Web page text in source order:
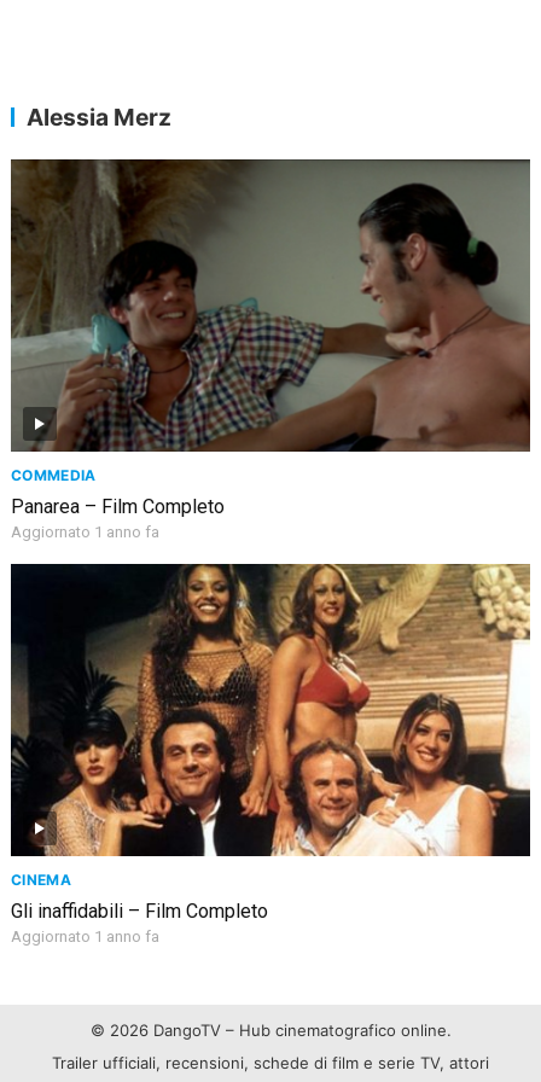
Alessia Merz
COMMEDIA
Panarea – Film Completo
Aggiornato 1 anno fa
CINEMA
Gli inaffidabili – Film Completo
Aggiornato 1 anno fa
© 2026 DangoTV – Hub cinematografico online.
Trailer ufficiali, recensioni, schede di film e serie TV, attori